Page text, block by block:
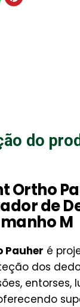
do
Ortho
de
M
Pauher é
dos
entorses,